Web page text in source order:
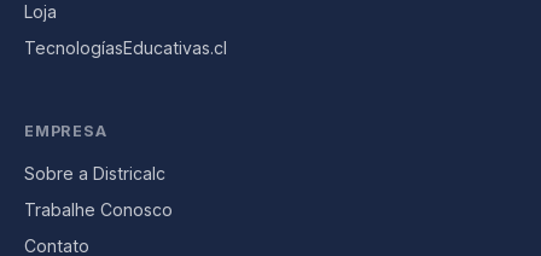
Loja
TecnologíasEducativas.cl
EMPRESA
Sobre a Districalc
Trabalhe Conosco
Contato